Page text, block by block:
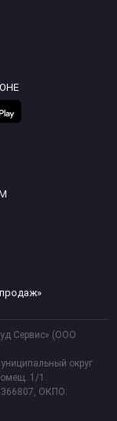
Сервис» (ООО
округ
1/1.
ОКПО: